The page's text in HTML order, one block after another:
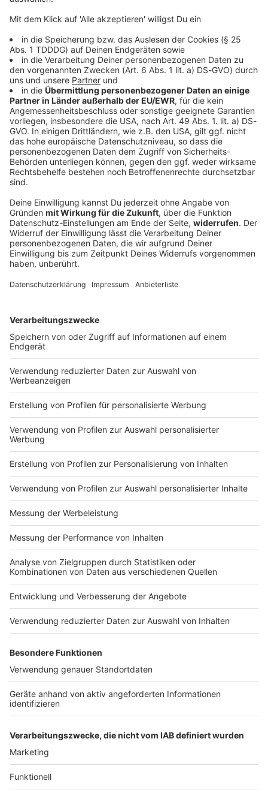
Sport
Messi reist zur Trauerfeier seines Vaters nach
Argentinien
Jorge Messi begleitete seinen Sohn von den Anfängen
bis zum Wechsel zu Inter Miami. Nun ist er gestorben.
DEINE GEMERKTEN ARTIKEL
Du hast dir noch keine Artikel gemerkt
Markiere sie hierfür mit einem
Impressum
Nutzungsbedingungen
Jobs
Presse
Werben
Archiv
ANTENNE BAYERN GROUP
Stiftung ANTENNE BAYERN
hilft
Teilnahmebedingungen
Grounding Page ANTENNE
BAYERN
Kontakt
Studio-Hotline
Verkehrs-Hotline
Newsletter